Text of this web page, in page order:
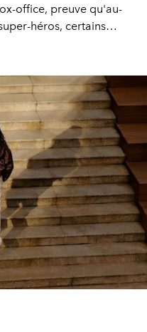
office, preuve qu'au-
héros, certains
une ferveur intacte.